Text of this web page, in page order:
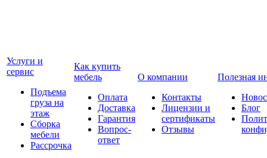
Услуги и
сервис
Подъема
груза на
этаж
Сборка
мебели
Рассрочка
Как купить
мебель
Оплата
Доставка
Гарантия
Вопрос-
ответ
О компании
Контакты
Лицензии и
сертификаты
Отзывы
Полезная
Блог